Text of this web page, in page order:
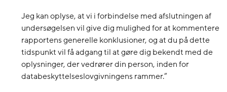
Jeg kan oplyse, at vi i forbindelse med afslutningen af
undersøgelsen vil give dig mulighed for at kommentere
rapportens generelle konklusioner, og at du på dette
tidspunkt vil få adgang til at gøre dig bekendt med de
oplysninger, der vedrører din person, inden for
databeskyttelseslovgivningens rammer.”